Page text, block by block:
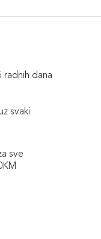
radnih dana
svaki
sve